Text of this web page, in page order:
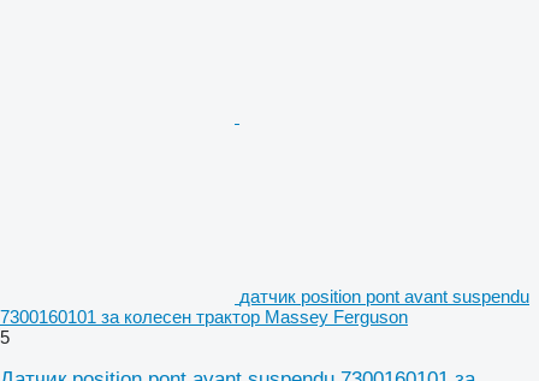
датчик position pont avant suspendu
7300160101 за колесен трактор Massey Ferguson
5